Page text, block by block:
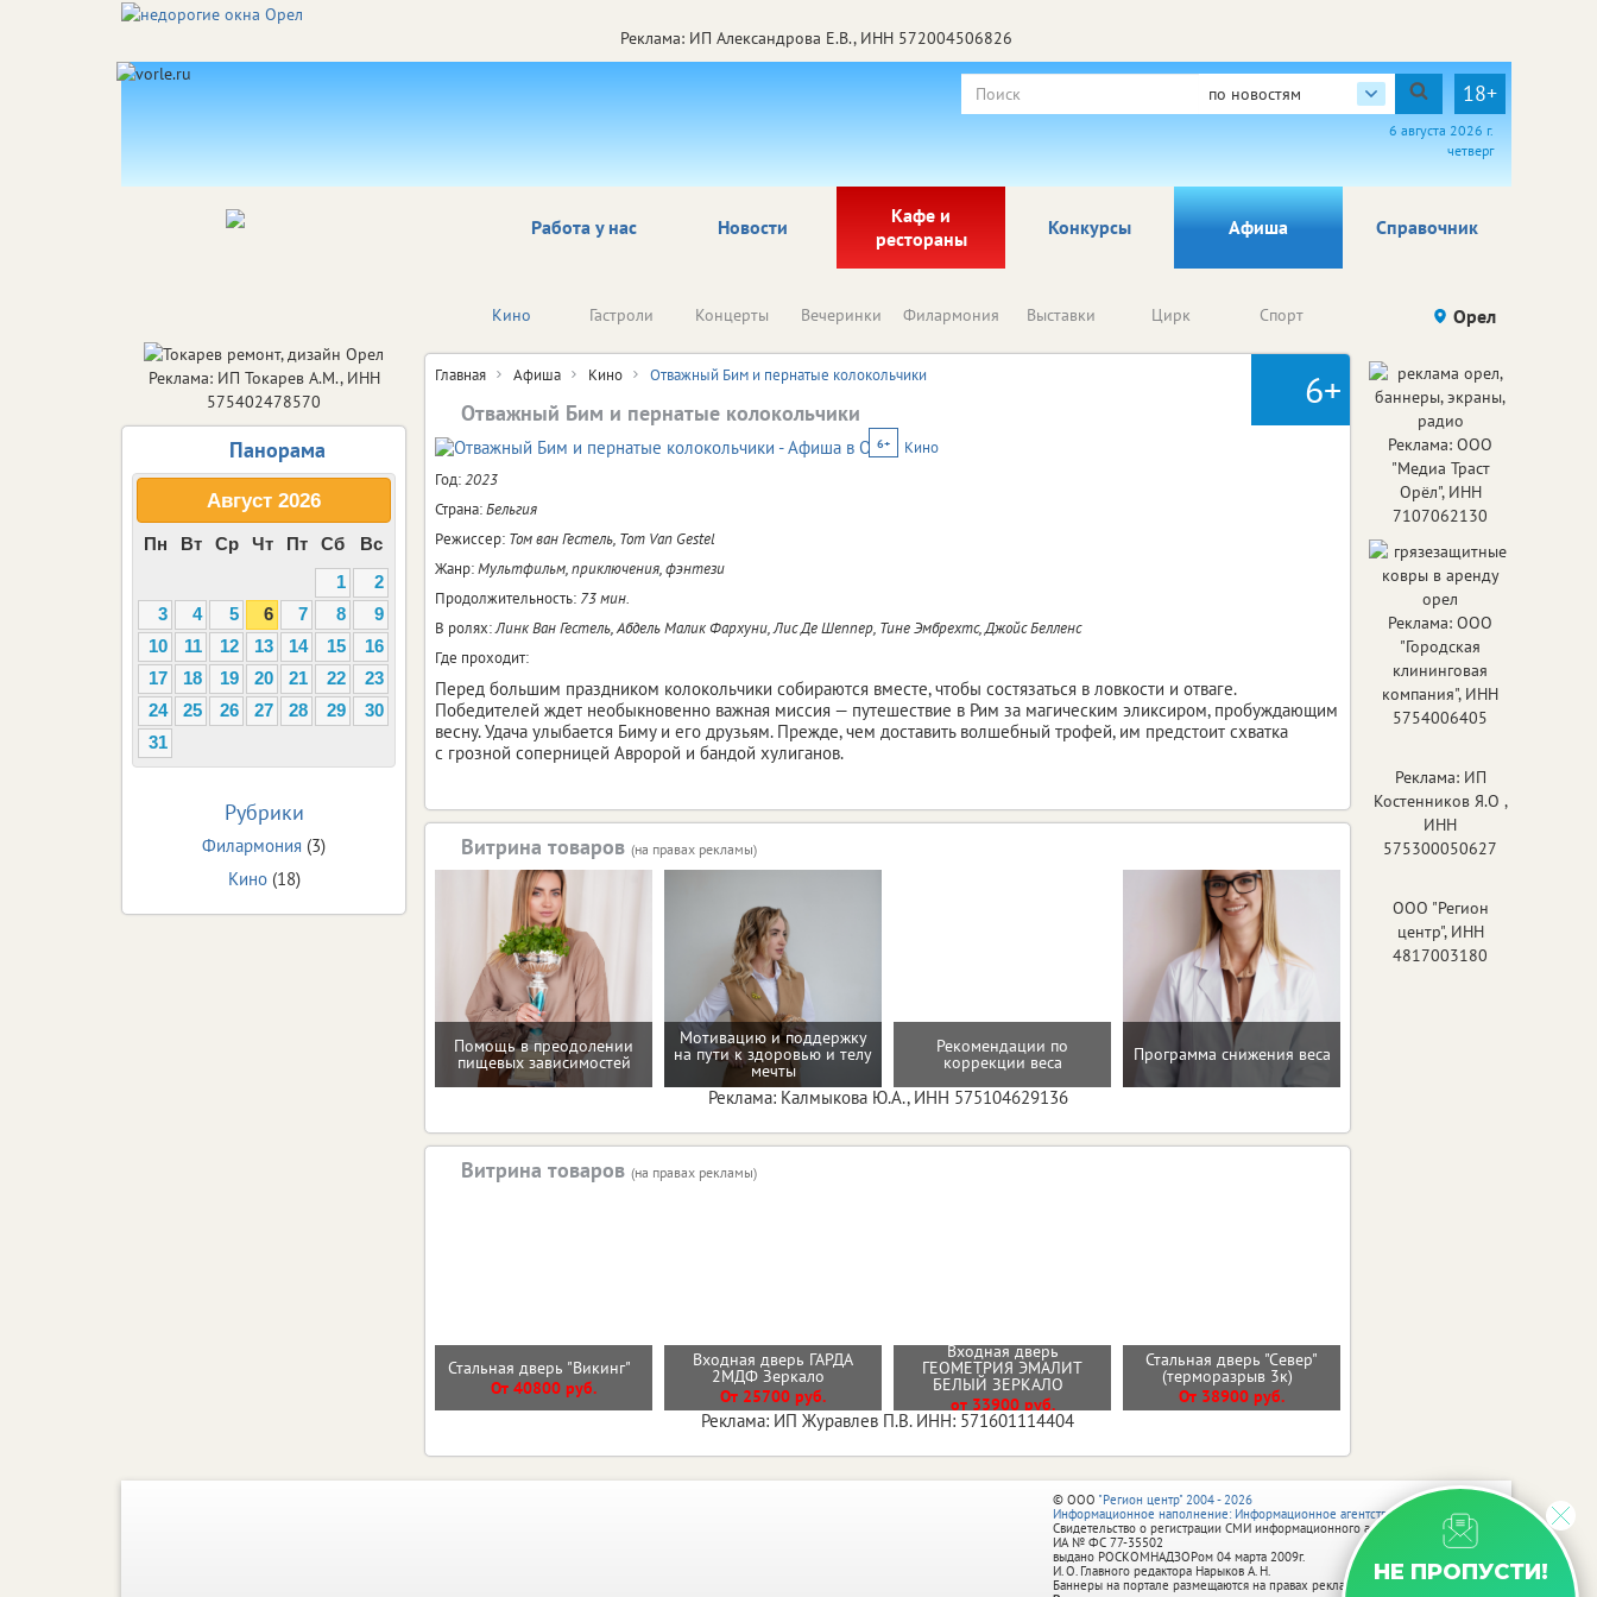
Реклама: ИП Александрова Е.В., ИНН 572004506826
по новостям 18+
6 августа 2026 г.
четверг
Работа у нас Новости
Кафе и
рестораны
Афиша Справочник
Конкурсы
Кино Гастроли Концерты Вечеринки Филармония Выставки Цирк Спорт конкурсов
Орел
6+
Главная Афиша Кино Отважный Бим и пернатые колокольчики
Отважный Бим и пернатые колокольчики
6+
Кино
Год:2023
Страна:Бельгия
Режиссер: Том ван Гестель, Tom Van Gestel
Жанр:Мультфильм, приключения, фэнтези
Продолжительность: 73 мин.
В ролях:Линк Ван Гестель, Абдель Малик Фархуни, Лис Де Шеппер, Тине Эмбрехтс, Джойс Белленс
Где проходит:
Перед большим праздником колокольчики собираются вместе, чтобы состязаться в ловкости и отваге.
Победителей ждет необыкновенно важная миссия — путешествие в Рим за магическим эликсиром, пробуждающим
весну. Удача улыбается Биму и его друзьям. Прежде, чем доставить волшебный трофей, им предстоит схватка
с грозной соперницей Авророй и бандой хулиганов.
Витрина товаров (на правах рекламы)
Помощь в преодолении
пищевых зависимостей
Мотивацию и поддержку
на пути к здоровью и телу
мечты
Рекомендации по
коррекции веса Программа снижения веса
Реклама: Калмыкова Ю.А., ИНН 575104629136
Витрина товаров (на правах рекламы)
Стальная дверь "Викинг"
От 40800 руб.
Входная дверь ГАРДА
2МДФ Зеркало
От 25700 руб.
Входная дверь
ГЕОМЕТРИЯ ЭМАЛИТ
БЕЛЫЙ ЗЕРКАЛО
от 33900 руб.
Стальная дверь "Север"
(терморазрыв 3к)
От 38900 руб.
Реклама: ИП Журавлев П.В. ИНН: 571601114404
Реклама: ИП Токарев А.М., ИНН
575402478570
Панорама
Август 2026
Пн Вт Ср Чт Пт Сб
Вс
1
2
3
4 5 6 7 8
9
10
11 12 13 14 15
16
17
18 19 20 21 22
23
24
25 26 27 28 29
30
31
Рубрики
Филармония (3)
Кино(18)
Реклама: ООО
"Медиа Траст
Орёл", ИНН
7107062130
Реклама: ООО
"Городская
клининговая
компания", ИНН
5754006405
Реклама: ИП
Костенников Я.О ,
ИНН
575300050627
ООО "Регион
центр", ИНН
4817003180
НЕ ПРОПУСТИ!
© ООО "Регион центр" 2004 - 2026
Информационное наполнение: Информационное агентство vRossii.ru
Свидетельство о регистрации СМИ информационного агентства vRossii.ru
ИА № ФС 77‑35502
выдано РОСКОМНАДЗОРом 04 марта 2009г.
И. О. Главного редактора Нарыков А. Н.
Баннеры на портале размещаются на правах рекламы.